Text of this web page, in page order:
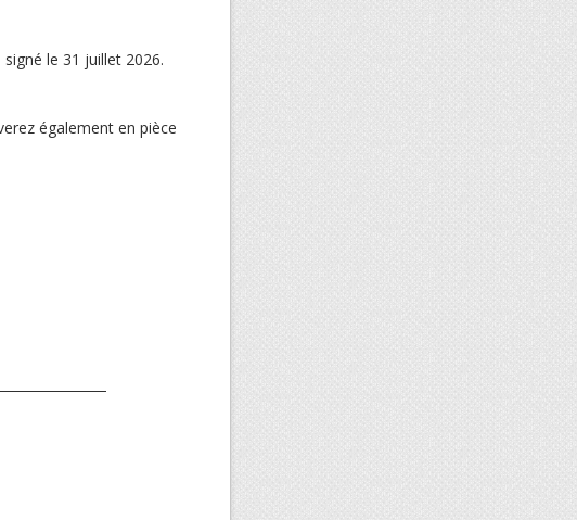
signé le 31 juillet 2026.
également en pièce